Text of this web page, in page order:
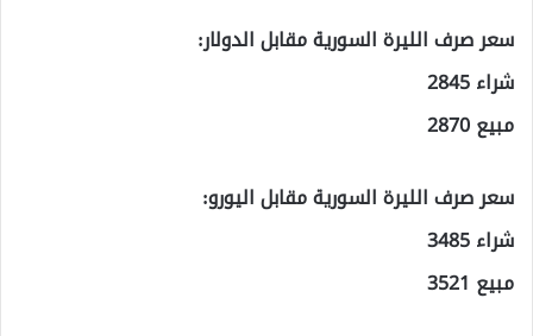
سعر صرف الليرة السورية مقابل الدولار:
شراء 2845
مبيع 2870
سعر صرف الليرة السورية مقابل اليورو:
شراء 3485
مبيع 3521